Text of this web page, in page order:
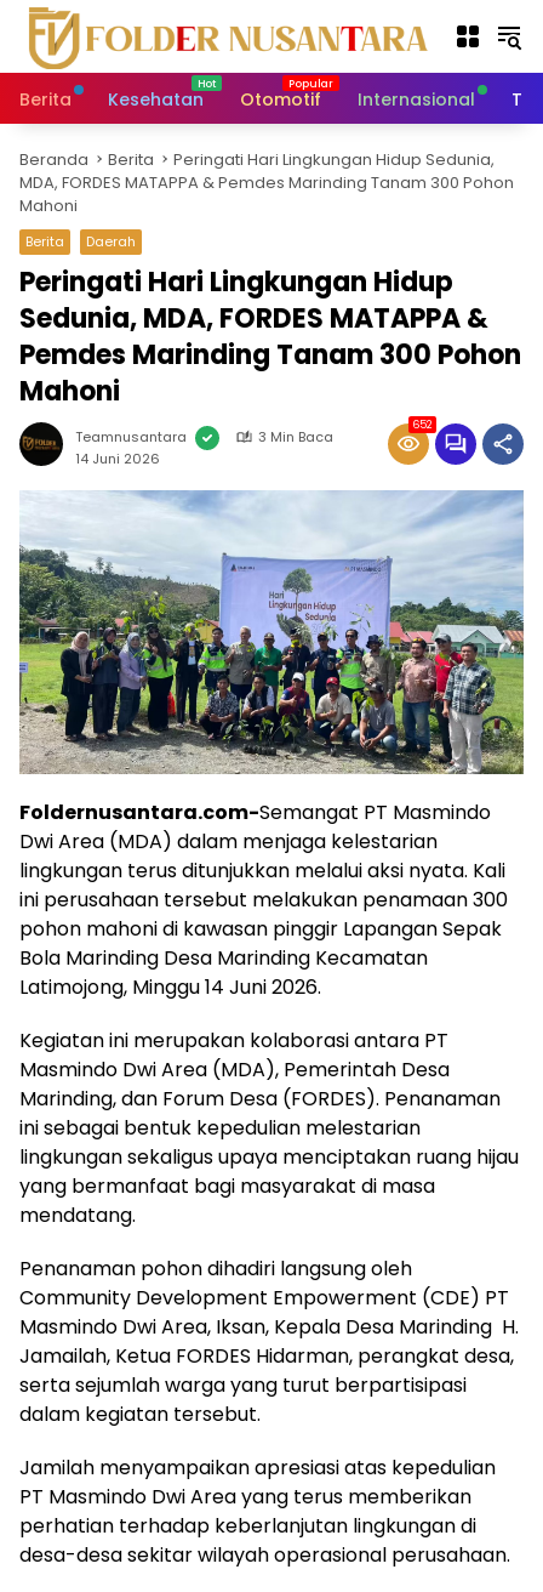
Berita Kesehatan Otomotif Internasional
Beranda Berita
Peringati Hari Lingkungan Hidup Sedunia,
MDA, FORDES MATAPPA & Pemdes Marinding Tanam 300 Pohon
Mahoni
Berita Daerah
Peringati Hari Lingkungan Hidup
Sedunia, MDA, FORDES MATAPPA &
Pemdes Marinding Tanam 300 Pohon
Mahoni
Teamnusantara
3 Min Baca
14 Juni 2026
652
Foldernusantara.com-Semangat PT Masmindo
Dwi Area (MDA) dalam menjaga kelestarian
lingkungan terus ditunjukkan melalui aksi nyata. Kali
ini perusahaan tersebut melakukan penamaan 300
pohon mahoni di kawasan pinggir Lapangan Sepak
Bola Marinding Desa Marinding Kecamatan
Latimojong, Minggu 14 Juni 2026.
Kegiatan ini merupakan kolaborasi antara PT
Masmindo Dwi Area (MDA), Pemerintah Desa
Marinding, dan Forum Desa (FORDES). Penanaman
ini sebagai bentuk kepedulian melestarian
lingkungan sekaligus upaya menciptakan ruang hijau
yang bermanfaat bagi masyarakat di masa
mendatang.
Penanaman pohon dihadiri langsung oleh
Community Development Empowerment (CDE) PT
Masmindo Dwi Area, Iksan, Kepala Desa Marinding H.
Jamailah, Ketua FORDES Hidarman, perangkat desa,
serta sejumlah warga yang turut berpartisipasi
dalam kegiatan tersebut.
Jamilah menyampaikan apresiasi atas kepedulian
PT Masmindo Dwi Area yang terus memberikan
perhatian terhadap keberlanjutan lingkungan di
desa-desa sekitar wilayah operasional perusahaan.